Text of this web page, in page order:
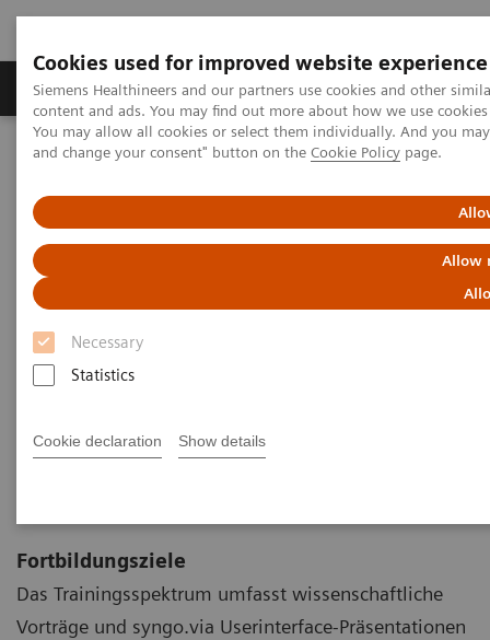
Cookies used for improved website experience
Siemens Healthineers and our partners use cookies and other
content and ads. You may find out more about how we use
You may allow all cookies or select them individually. And you
and change your consent" button on the Cookie Policy page.
Allow
Necessary
Statistics
Cookie declaration Show details
Produkte und Services Fachbereiche
Home
Weiterbildung & Training
MRT-MDCT Abdomen Workshop
MRT-MDCT Abdomen Workshop
Intensiv Workshops mit
Buche 3, bezahle 2!
Fortbildungsziele
Das Trainingsspektrum umfasst wissenschaftliche
Vorträge und syngo.via Userinterface-Präsentationen